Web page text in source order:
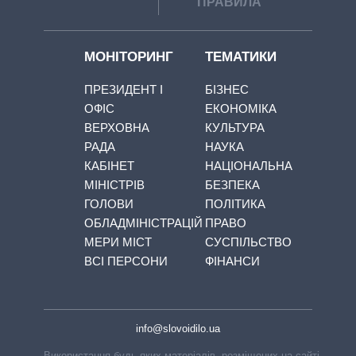
МОНІТОРИНГ
ПРЕЗИДЕНТ І
ОФІС
ВЕРХОВНА
РАДА
КАБІНЕТ
МІНІСТРІВ
ГОЛОВИ
ОБЛАДМІНІСТРАЦІЙ
МЕРИ МІСТ
ВСІ ПЕРСОНИ
ТЕМАТИКИ
БІЗНЕС
ЕКОНОМІКА
КУЛЬТУРА
НАУКА
НАЦІОНАЛЬНА
БЕЗПЕКА
ПОЛІТИКА
ПРАВО
СУСПІЛЬСТВО
ФІНАНСИ
info@slovoidilo.ua